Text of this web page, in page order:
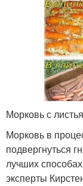
Морковь с
Морковь в
подвергнуться
лучших
эксперты